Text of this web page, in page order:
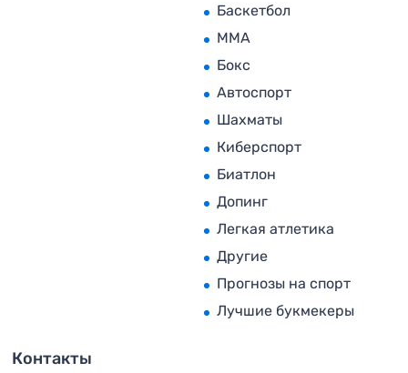
Баскетбол
MMA
Бокс
Автоспорт
Шахматы
Киберспорт
Биатлон
Допинг
Легкая атлетика
Другие
Прогнозы на спорт
Лучшие букмекеры
Контакты